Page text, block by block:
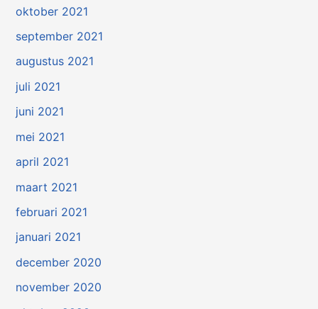
oktober 2021
september 2021
augustus 2021
juli 2021
juni 2021
mei 2021
april 2021
maart 2021
februari 2021
januari 2021
december 2020
november 2020